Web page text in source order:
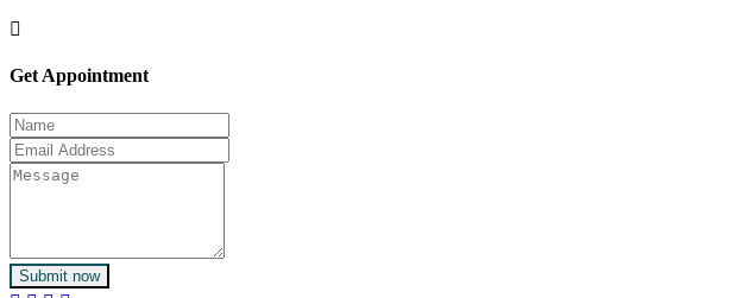
Get Appointment
Submit now